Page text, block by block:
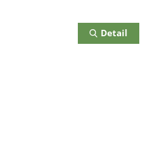
Detail